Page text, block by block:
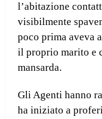
l’abitazione
visibilmente
poco prima aveva
il proprio marito e
mansarda.
Gli Agenti hanno
ha iniziato a